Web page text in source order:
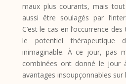
maux plus courants, mais
aussi être soulagés par
C’est le cas en l’occurrence
le potentiel thérapeutique
inimaginable. À ce jour, pas
combinées ont donné le jour
avantages insoupçonnables sur